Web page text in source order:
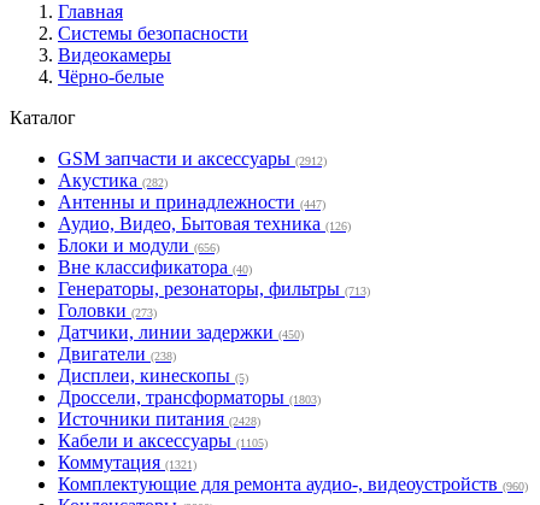
Главная
Системы безопасности
Видеокамеры
Чёрно-белые
Каталог
GSM запчасти и аксессуары (2912)
Акустика (282)
Антенны и принадлежности (447)
Аудио, Видео, Бытовая техника (126)
Блоки и модули (656)
Вне классификатора (40)
Генераторы, резонаторы, фильтры (713)
Головки (273)
Датчики, линии задержки (450)
Двигатели (238)
Дисплеи, кинескопы (5)
Дроссели, трансформаторы (1803)
Источники питания (2428)
Кабели и аксессуары (1105)
Коммутация (1321)
Комплектующие для ремонта аудио-, видеоустройств (960)